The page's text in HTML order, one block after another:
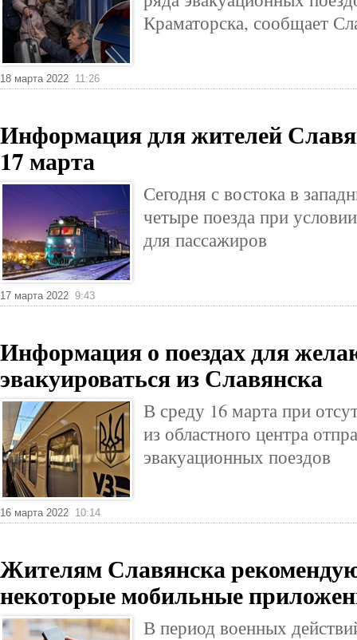
Краматорска, сообщает
18 марта 2022 11:26
Информация для жителей
17 марта
Сегодня с востока в
четыре поезда при
для пассажиров
17 марта 2022 9:43
Информация о поездах для
эвакуироваться из Славянска
В среду 16 марта при
из областного центра
эвакуационных поездов
16 марта 2022 10:14
Жителям Славянска
некоторые мобильные
В период военных